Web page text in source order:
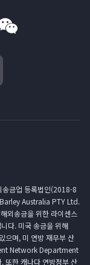
송금업 등록법인(2018-8
Australia PTY Ltd.
외송금을 위한 라이센스
다. 미국 송금을 위해
며, 미 연방 재무부 산
Network Department
또한 캐나다 연방정부 산